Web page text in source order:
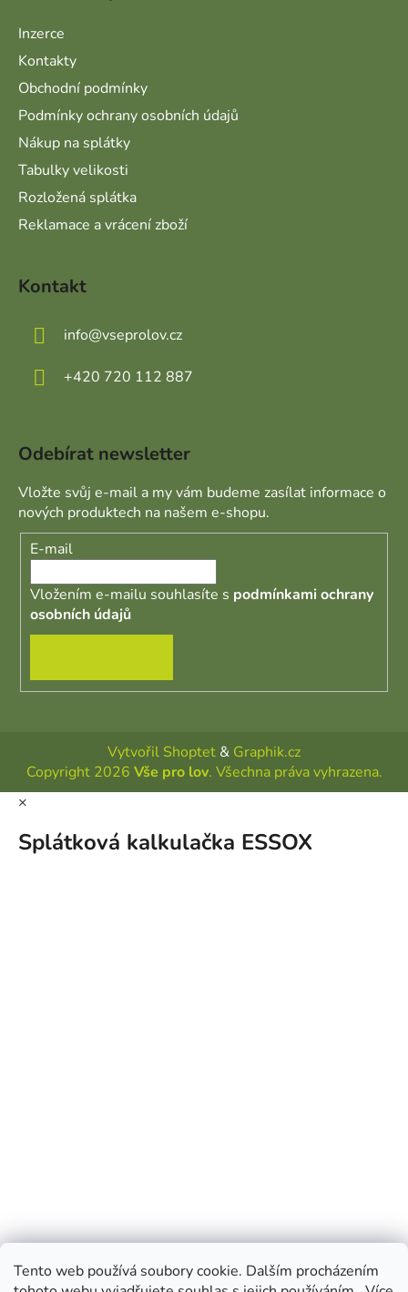
Tento web používá soubory cookie. Dalším procházením
Inzerce
Kontakty
Obchodní podmínky
Podmínky ochrany osobních údajů
Nákup na splátky
Tabulky velikosti
Rozložená splátka
Reklamace a vrácení zboží
Kontakt
info@vseprolov.cz
+420 720 112 887
Odebírat newsletter
Vložte svůj e-mail a my vám budeme zasílat informace o
nových produktech na našem e-shopu.
E-mail
Vložením e-mailu souhlasíte s podmínkami ochrany
osobních údajů
Vytvořil Shoptet & Graphik.cz
Copyright 2026 Vše pro lov. Všechna práva vyhrazena.
×
Splátková kalkulačka ESSOX